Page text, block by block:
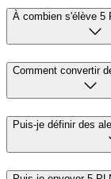
À combien s'élève 5
Comment convertir
Puis-je définir des